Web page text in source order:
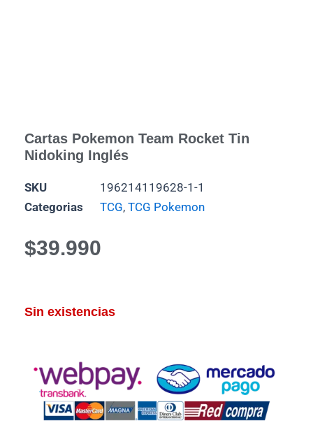
Cartas Pokemon Team Rocket Tin
Nidoking Inglés
SKU
196214119628-1-1
Categorias
TCG, TCG Pokemon
$39.990
Sin existencias